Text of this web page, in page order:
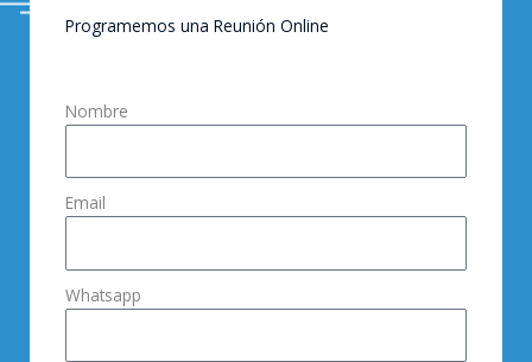
Programemos una Reunión Online
Nombre
Email
Whatsapp